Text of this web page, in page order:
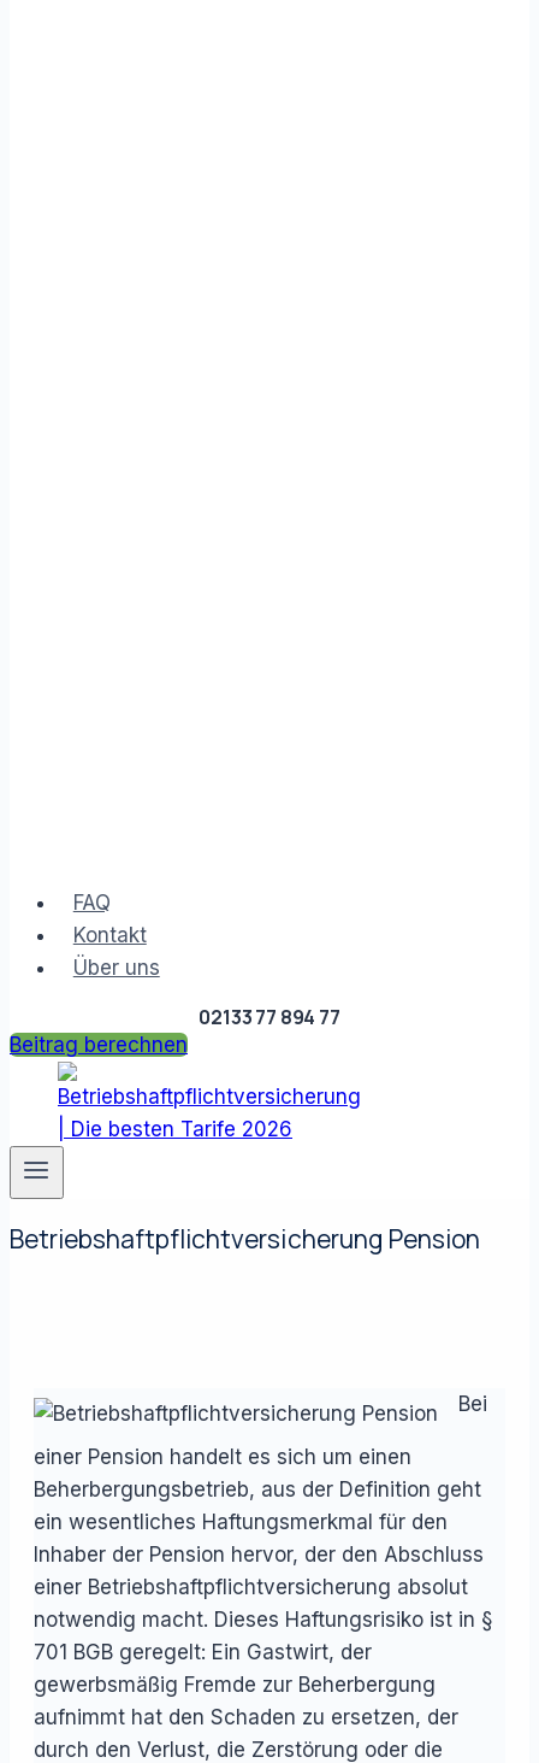
FAQ
Kontakt
Über uns
02133 77 894 77
Beitrag berechnen
Betriebshaftpflichtversicherung Pension
Bei
einer Pension handelt es sich um einen
Beherbergungsbetrieb, aus der Definition geht
ein wesentliches Haftungsmerkmal für den
Inhaber der Pension hervor, der den Abschluss
einer Betriebshaftpflichtversicherung absolut
notwendig macht. Dieses Haftungsrisiko ist in §
701 BGB geregelt: Ein Gastwirt, der
gewerbsmäßig Fremde zur Beherbergung
aufnimmt hat den Schaden zu ersetzen, der
durch den Verlust, die Zerstörung oder die